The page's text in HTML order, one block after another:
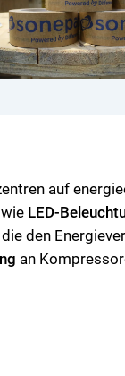
auf
LED-
den
an